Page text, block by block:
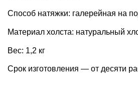
Способ натяжки: галерейная на
Материал холста: натуральный
Вес: 1,2 кг
Срок изготовления — от десяти